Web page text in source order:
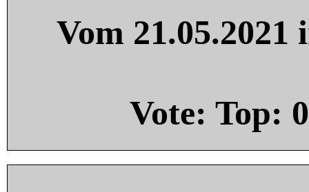
Vom
Vote: Top: 0